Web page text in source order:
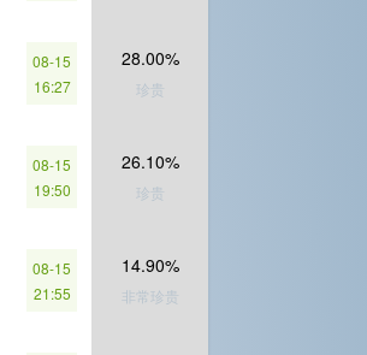
08-15
16:27
28.00%
珍贵
08-15
19:50
26.10%
珍贵
08-15
21:55
14.90%
非常珍贵